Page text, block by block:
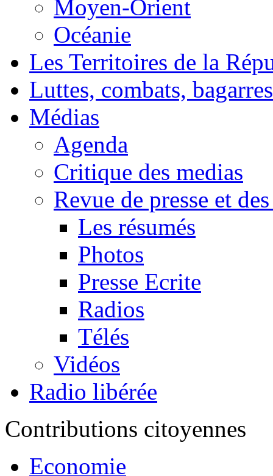
Moyen-Orient
Océanie
Les Territoires de la
Luttes, combats, bagarres
Médias
Agenda
Critique des medias
Revue de presse et
Les résumés
Photos
Presse Ecrite
Radios
Télés
Vidéos
Radio libérée
Contributions citoyennes
Economie